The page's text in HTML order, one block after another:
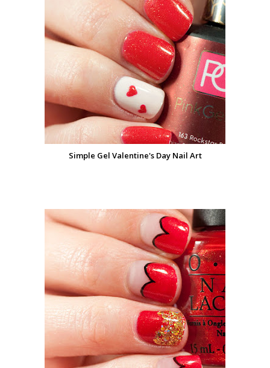
Simple Gel Valentine's Day Nail Art